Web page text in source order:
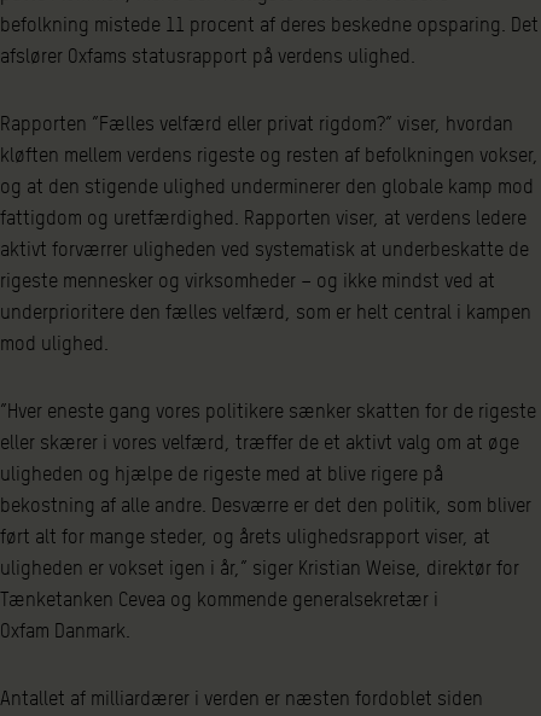
befolkning mistede 11 procent af deres beskedne opsparing. Det
afslører Oxfams statusrapport på verdens ulighed.
Rapporten ”Fælles velfærd eller privat rigdom?” viser, hvordan
kløften mellem verdens rigeste og resten af befolkningen vokser,
og at den stigende ulighed underminerer den globale kamp mod
fattigdom og uretfærdighed. Rapporten viser, at verdens ledere
aktivt forværrer uligheden ved systematisk at underbeskatte de
rigeste mennesker og virksomheder – og ikke mindst ved at
underprioritere den fælles velfærd, som er helt central i kampen
mod ulighed.
”Hver eneste gang vores politikere sænker skatten for de rigeste
eller skærer i vores velfærd, træffer de et aktivt valg om at øge
uligheden og hjælpe de rigeste med at blive rigere på
bekostning af alle andre. Desværre er det den politik, som bliver
ført alt for mange steder, og årets ulighedsrapport viser, at
uligheden er vokset igen i år,” siger Kristian Weise, direktør for
Tænketanken Cevea og kommende generalsekretær i
Oxfam Danmark.
Antallet af milliardærer i verden er næsten fordoblet siden